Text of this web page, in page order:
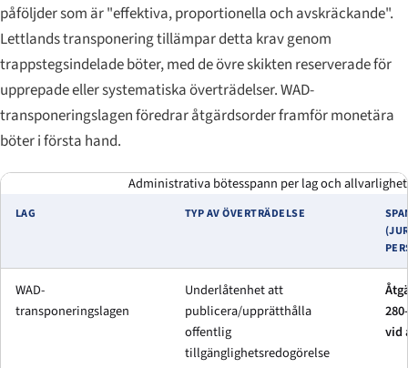
påföljder som är "effektiva, proportionella och avskräckande".
Lettlands transponering tillämpar detta krav genom
trappstegsindelade böter, med de övre skikten reserverade för
upprepade eller systematiska överträdelser. WAD-
transponeringslagen föredrar åtgärdsorder framför monetära
böter i första hand.
Administrativa bötesspann per lag och
LAG TYP AV ÖVERTRÄDELSE
WAD-
transponeringslagen
Underlåtenhet att
publicera/upprätthålla
offentlig
tillgänglighetsredogörelse
vid